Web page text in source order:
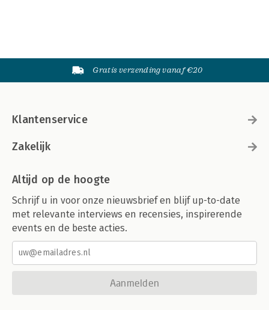
Gratis verzending vanaf €20
Klantenservice
Zakelijk
Altijd op de hoogte
Schrijf u in voor onze nieuwsbrief en blijf up-to-date
met relevante interviews en recensies, inspirerende
events en de beste acties.
Aanmelden